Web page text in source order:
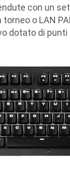
con un
o LAN
dotato di